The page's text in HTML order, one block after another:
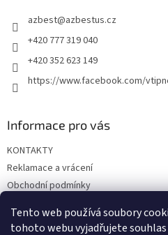
Tento web používá soubory
tohoto webu vyjadřujete souhlas
azbest@azbestus.cz
+420 777 319 040
+420 352 623 149
https://www.facebook.com/
Informace pro vás
KONTAKTY
Reklamace a vrácení
Obchodní podmínky
Doprava a platba